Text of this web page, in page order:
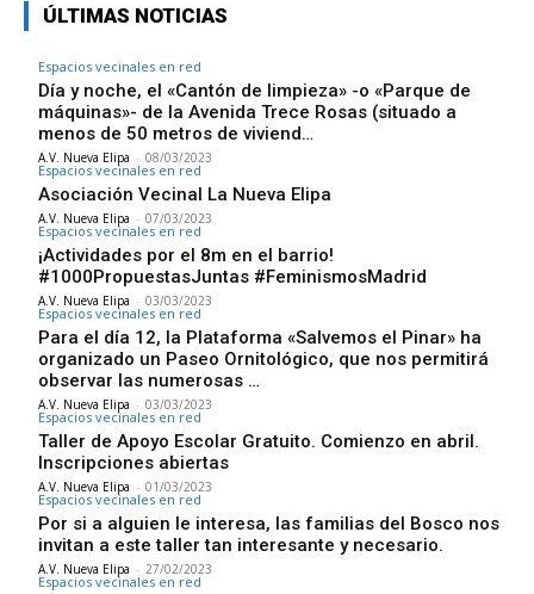
ÚLTIMAS NOTICIAS
Espacios vecinales en red
Día y noche, el «Cantón de limpieza» -o «Parque de
máquinas»- de la Avenida Trece Rosas (situado a
menos de 50 metros de viviend…
A.V. Nueva Elipa - 08/03/2023
Espacios vecinales en red
Asociación Vecinal La Nueva Elipa
A.V. Nueva Elipa - 07/03/2023
Espacios vecinales en red
¡Actividades por el 8m en el barrio!
#1000PropuestasJuntas #FeminismosMadrid
A.V. Nueva Elipa - 03/03/2023
Espacios vecinales en red
Para el día 12, la Plataforma «Salvemos el Pinar» ha
organizado un Paseo Ornitológico, que nos permitirá
observar las numerosas …
A.V. Nueva Elipa - 03/03/2023
Espacios vecinales en red
Taller de Apoyo Escolar Gratuito. Comienzo en abril.
Inscripciones abiertas
A.V. Nueva Elipa - 01/03/2023
Espacios vecinales en red
Por si a alguien le interesa, las familias del Bosco nos
invitan a este taller tan interesante y necesario.
A.V. Nueva Elipa - 27/02/2023
Espacios vecinales en red